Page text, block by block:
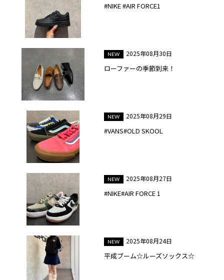
#NIKE #AIR FORCE1
2025年08月30日
ローファーの季節到来！
2025年08月29日
#VANS#OLD SKOOL
2025年08月27日
#NIKE#AIR FORCE 1
2025年08月24日
平成ブーム☆ルーズソックス☆